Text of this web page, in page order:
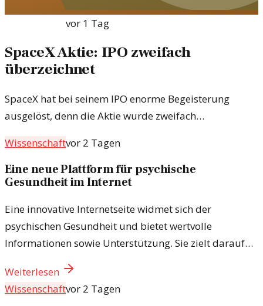
vor 1 Tag
SpaceX Aktie: IPO zweifach
überzeichnet
SpaceX hat bei seinem IPO enorme Begeisterung
ausgelöst, denn die Aktie wurde zweifach
Zukunft des Unternehmens und der Raumfahrt. In
diesem Artikel werfen wir einen Blick auf die
Auswirkungen und die Bedeutung dieser Entwicklung.
Wissenschaftvor 2 Tagen
Eine neue Plattform für psychische
Gesundheit im Internet
Eine innovative Internetseite widmet sich der
psychischen Gesundheit und bietet wertvolle
Informationen sowie Unterstützung. Sie zielt darauf
zu schärfen und Hilfe zu leisten.
Weiterlesen
Wissenschaftvor 2 Tagen